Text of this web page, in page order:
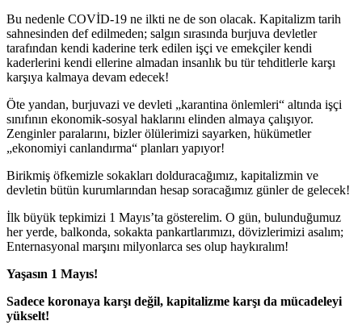
Bu nedenle COVİD-19 ne ilkti ne de son olacak. Kapitalizm tarih
sahnesinden def edilmeden; salgın sırasında burjuva devletler
tarafından kendi kaderine terk edilen işçi ve emekçiler kendi
kaderlerini kendi ellerine almadan insanlık bu tür tehditlerle karşı
karşıya kalmaya devam edecek!
Öte yandan, burjuvazi ve devleti „karantina önlemleri“ altında işçi
sınıfının ekonomik-sosyal haklarını elinden almaya çalışıyor.
Zenginler paralarını, bizler ölülerimizi sayarken, hükümetler
„ekonomiyi canlandırma“ planları yapıyor!
Birikmiş öfkemizle sokakları dolduracağımız, kapitalizmin ve
devletin bütün kurumlarından hesap soracağımız günler de gelecek!
İlk büyük tepkimizi 1 Mayıs’ta gösterelim. O gün, bulunduğumuz
her yerde, balkonda, sokakta pankartlarımızı, dövizlerimizi asalım;
Enternasyonal marşını milyonlarca ses olup haykıralım!
Yaşasın 1 Mayıs!
Sadece koronaya karşı değil, kapitalizme karşı da mücadeleyi
yükselt!